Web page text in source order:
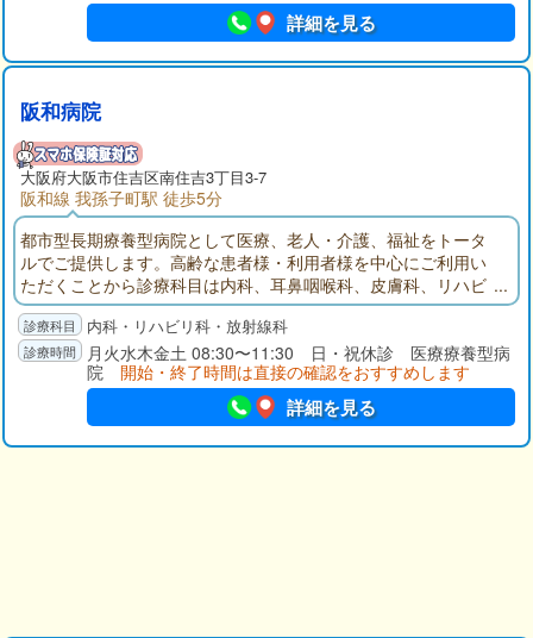
詳細を見る
阪和病院
大阪府大阪市住吉区南住吉3丁目3-7
阪和線 我孫子町駅 徒歩5分
都市型長期療養型病院として医療、老人・介護、福祉をトータ
ルでご提供します。高齢な患者様・利用者様を中心にご利用い
ただくことから診療科目は内科、耳鼻咽喉科、皮膚科、リハビ
リテーション科が診療科目となっています。
内科・リハビリ科・放射線科
月火水木金土 08:30〜11:30 日・祝休診 医療療養型病
院 開始・終了時間は直接の確認をおすすめします
詳細を見る